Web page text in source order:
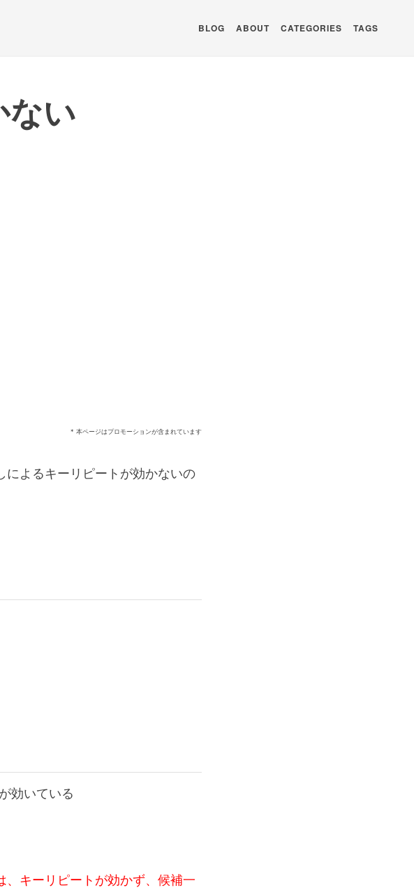
BLOG ABOUT CATEGORIES TAGS
ない
* 本ページはプロモーションが含まれています
によるキーリピートが効かないの
効いている
キーリピートが効かず、候補一